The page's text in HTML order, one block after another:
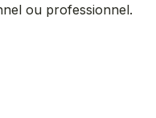
ou professionnel.